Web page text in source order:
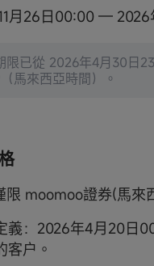
月26日00:00 — 2026
限已從 2026年4月30日
馬來西亞時間）。
限 moomoo證券(馬來
義：2026年4月20日
客户。